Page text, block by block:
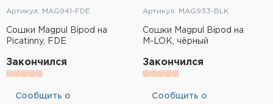
Артикул: MAG941-FDE
Сошки Magpul Bipod на
Picatinny, FDE
Закончился
Cообщить о
Артикул: MAG933-BLK
Сошки Magpul Bipod на
M-LOK, чёрный
Закончился
Cообщить о